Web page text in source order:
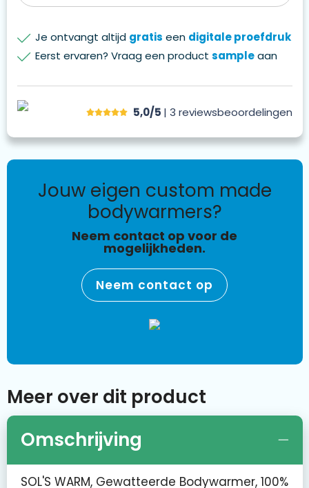
Je ontvangt altijd gratis een digitale proefdruk
Eerst ervaren? Vraag een product sampleaan
5,0/5 | 3 reviewsbeoordelingen
jouw eigen custom made
bodywarmers?
Neem contact op voor de
mogelijkheden.
Neem contact op
Meer over dit product
Omschrijving
SOL'S WARM, Gewatteerde Bodywarmer, 100%